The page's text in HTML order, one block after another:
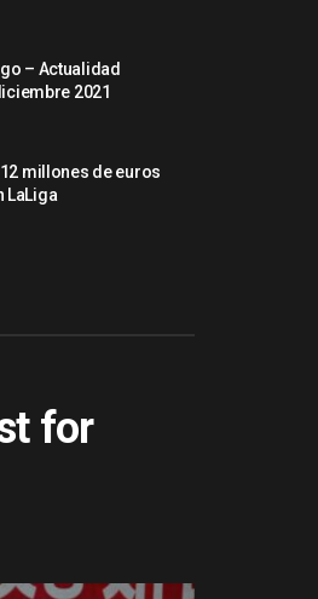
– Actualidad
2021
12 millones de euros
LaLiga
for